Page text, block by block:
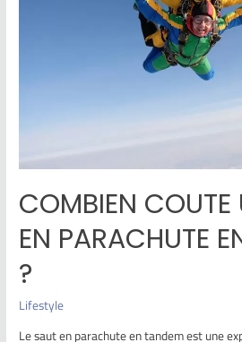
COMBIEN COUTE
EN PARACHUTE
?
Lifestyle
Le saut en parachute en tandem est une